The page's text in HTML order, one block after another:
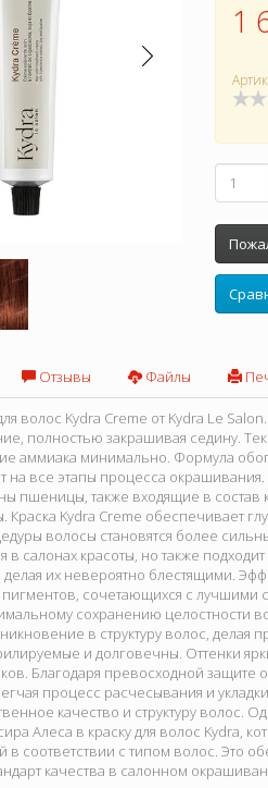
1
Отзывы Файлы
волос Kydra Creme от Kydra Le
полностью закрашивая седину.
аммиака минимально. Формула
на все этапы процесса
пшеницы, также входящие в
Краска Kydra Creme обеспечивает
волосы становятся более
в салонах красоты, но также
их невероятно блестящими.
сочетающихся с лучшими
сохранению целостности
в структуру волос, делая
и долговечны. Оттенки
Благодаря превосходной защите
процесс расчесывания и
качество и структуру волос.
Алеса в краску для волос Kydra,
соответствии с типом волос. Это
качества в салонном